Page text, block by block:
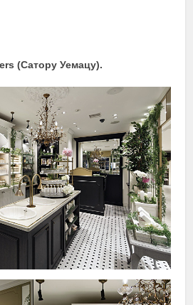
(Сатору Уемацу).